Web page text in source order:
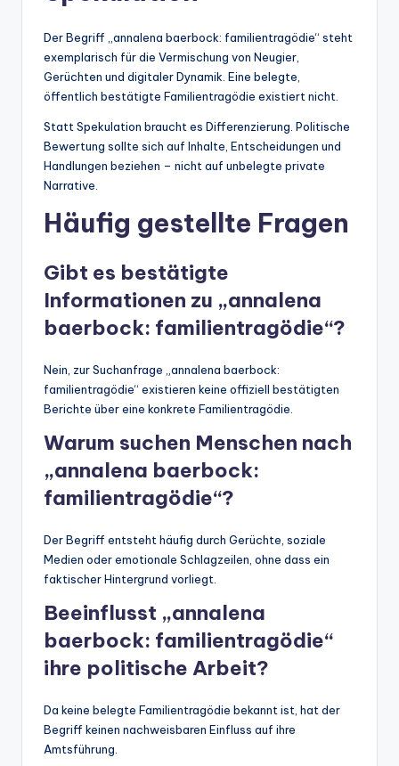
Der Begriff „annalena baerbock: familientragödie“ steht
exemplarisch für die Vermischung von Neugier,
Gerüchten und digitaler Dynamik. Eine belegte,
öffentlich bestätigte Familientragödie existiert nicht.
Statt Spekulation braucht es Differenzierung. Politische
Bewertung sollte sich auf Inhalte, Entscheidungen und
Handlungen beziehen – nicht auf unbelegte private
Narrative.
Häufig gestellte Fragen
Gibt es bestätigte
Informationen zu „annalena
baerbock: familientragödie“?
Nein, zur Suchanfrage „annalena baerbock:
familientragödie“ existieren keine offiziell bestätigten
Berichte über eine konkrete Familientragödie.
Warum suchen Menschen nach
„annalena baerbock:
familientragödie“?
Der Begriff entsteht häufig durch Gerüchte, soziale
Medien oder emotionale Schlagzeilen, ohne dass ein
faktischer Hintergrund vorliegt.
Beeinflusst „annalena
baerbock: familientragödie“
ihre politische Arbeit?
Da keine belegte Familientragödie bekannt ist, hat der
Begriff keinen nachweisbaren Einfluss auf ihre
Amtsführung.